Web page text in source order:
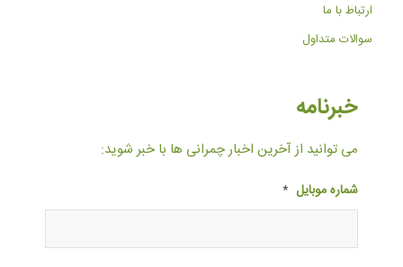
ارتباط با ما
سوالات متداول
خبرنامه
می توانید از آخرین اخبار چمرانی ها با خبر شوید:
شماره موبایل *